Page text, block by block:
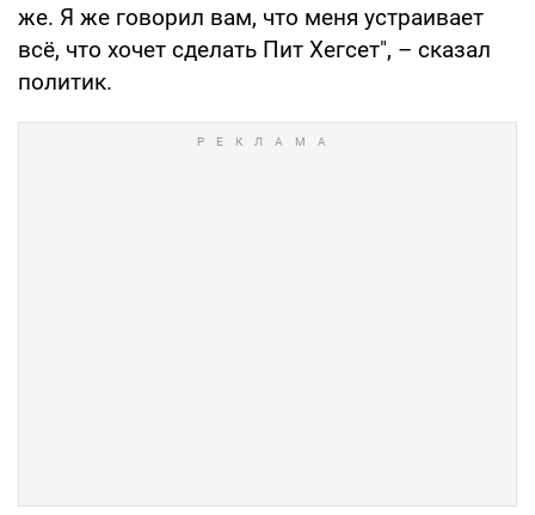
же. Я же говорил вам, что меня устраивает
всё, что хочет сделать Пит Хегсет", – сказал
политик.